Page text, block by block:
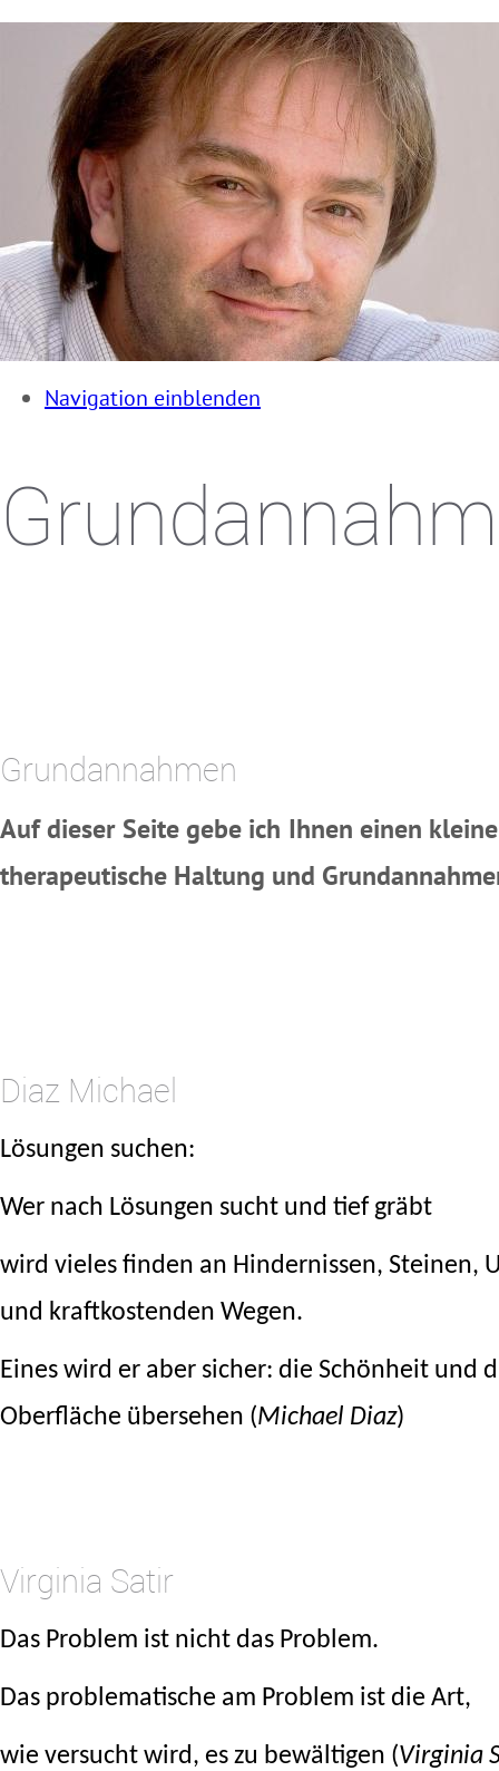
Navigation einblenden
Grundannahmen
Auf dieser Seite gebe ich Ihnen einen
therapeutische Haltung und
Diaz Michael
Lösungen suchen:
Wer nach Lösungen sucht und tief gräbt
wird vieles finden an Hindernissen, Steinen,
und kraftkostenden Wegen.
Eines wird er aber sicher: die Schönheit und
Oberfläche übersehen (Michael Diaz)
Virginia Satir
Das Problem ist nicht das Problem.
Das problematische am Problem ist die Art,
wie versucht wird, es zu bewältigen (Virginia